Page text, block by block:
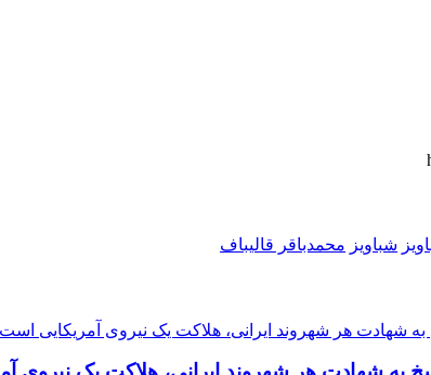
شباویز محمدباقر قالیباف